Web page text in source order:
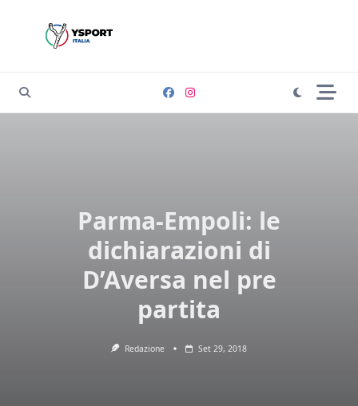
Parma-Empoli: le
dichiarazioni di
D’Aversa nel pre
partita
Redazione Set 29, 2018